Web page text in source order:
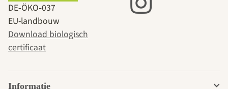
DE‑ÖKO‑037
EU-landbouw
Download biologisch
certificaat
Informatie